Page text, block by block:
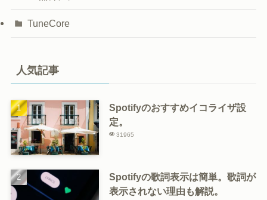
TuneCore
人気記事
Spotifyのおすすめイコライザ設
定。
31965
Spotifyの歌詞表示は簡単。歌詞が
表示されない理由も解説。